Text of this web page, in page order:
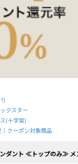
クスター
(十字架)
クーポン対象商品
ダント ≪トップのみ≫